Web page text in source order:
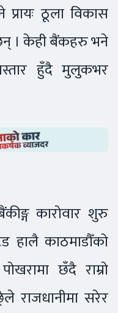
ठूला विकास
। केही बैंकहरु भने
हुँदै मुलुकभर
कारोवार शुरु
हालै काठमाडौँको
छँदै राम्रो
राजधानीमा सरेर